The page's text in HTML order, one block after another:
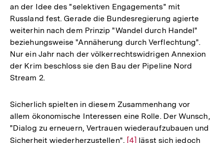
an der Idee des "selektiven Engagements" mit
Russland fest. Gerade die Bundesregierung agierte
weiterhin nach dem Prinzip "Wandel durch Handel"
beziehungsweise "Annäherung durch Verflechtung".
Nur ein Jahr nach der völkerrechtswidrigen Annexion
der Krim beschloss sie den Bau der Pipeline Nord
Stream 2.
Sicherlich spielten in diesem Zusammenhang vor
allem ökonomische Interessen eine Rolle. Der Wunsch,
"Dialog zu erneuern, Vertrauen wiederaufzubauen und
Sicherheit wiederherzustellen", Zur
[4] lässt sich jedoch